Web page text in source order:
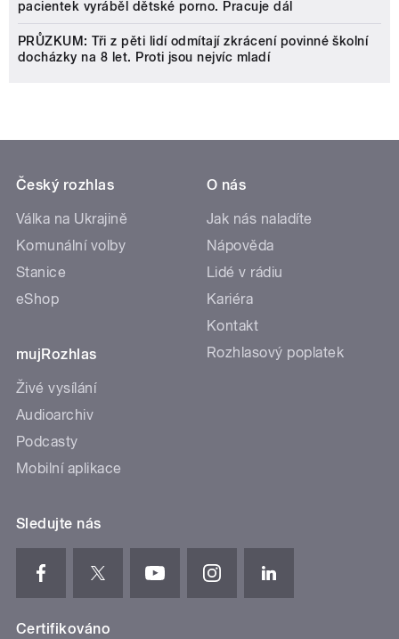
pacientek vyráběl dětské porno. Pracuje dál
PRŮZKUM: Tři z pěti lidí odmítají zkrácení povinné školní
docházky na 8 let. Proti jsou nejvíc mladí
Český rozhlas
Válka na Ukrajině
Komunální volby
Stanice
eShop
mujRozhlas
Živé vysílání
Audioarchiv
Podcasty
Mobilní aplikace
O nás
Jak nás naladíte
Nápověda
Lidé v rádiu
Kariéra
Kontakt
Rozhlasový poplatek
Sledujte nás
Certifikováno